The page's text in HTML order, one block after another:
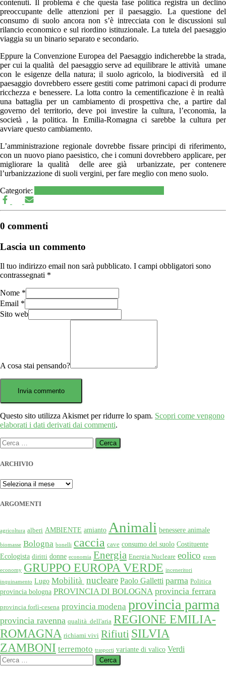
contenuti. Il problema è che questa fase politica registra un declino
preoccupante delle attenzioni per il paesaggio. La questione del
consumo di suolo ancora non s’è intrecciata con le discussioni sul
rilancio economico e sul riordino istituzionale. La tutela del paesaggio
viaggia su un binario separato e secondario.
Eppure la Convenzione Europea del Paesaggio indicherebbe la strada,
per cui la qualità del paesaggio serve ad equilibrare le attività umane
con le esigenze della natura; il suolo agricolo, la biodiversità ed il
paesaggio dovrebbero essere gestiti come patrimoni capaci di produrre
ricchezza e benessere. La lotta contro la cementificazione è in realtà
una battaglia per un cambiamento di prospettiva che, a partire dal
governo del territorio, deve poi investire la cultura, l’economia, la
società , la politica. In Emilia-Romagna ci sarebbe la cultura per
avviare questo cambiamento.
L’amministrazione regionale dovrebbe fissare principi di riferimento,
con un nuovo piano paesistico, che i comuni dovrebbero applicare, per
migliorare la qualità delle aree già urbanizzate, per contenere
l’urbanizzazione di suoli vergini, per fare meglio con meno suolo.
Categorie:
0 commenti
Lascia un commento
Il tuo indirizzo email non sarà pubblicato. I campi obbligatori sono
contrassegnati *
Nome *
Email *
Sito web
A cosa stai pensando?
Questo sito utilizza Akismet per ridurre lo spam. Scopri come vengono
elaborati i dati derivati dai commenti.
Ricerca
per:
ARCHIVIO
ARCHIVIO
ARGOMENTI
agricoltura alberi AMBIENTE amianto Animali benessere animale
biomasse Bologna bonelli caccia cave consumo del suolo Costituente
Ecologista diritti donne economia Energia Energia Nucleare eolico green
economy GRUPPO EUROPA VERDE inceneritori
inquinamento Lugo Mobilità nucleare Paolo Galletti parma Politica
provincia bologna PROVINCIA DI BOLOGNA provincia ferrara
provincia forlì-cesena provincia modena provincia parma
provincia ravenna qualità dell'aria REGIONE EMILIA-
ROMAGNA richiami vivi Rifiuti SILVIA
ZAMBONI terremoto trasporti variante di valico Verdi
Ricerca
per: